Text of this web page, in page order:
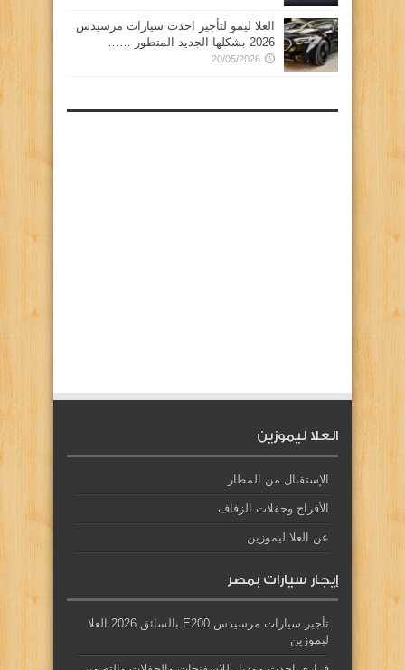
العلا ليمو لتأجير احدث سيارات مرسيدس
2026 بشكلها الجديد المتطور ……
20/05/2026
العلا ليموزين
الإستقبال من المطار
الأفراح وحفلات الزفاف
عن العلا ليموزين
إيجار سيارات بمصر
تأجير سيارات مرسيدس E200 بالسائق 2026 العلا
ليموزين